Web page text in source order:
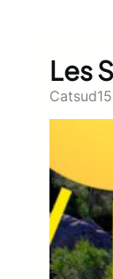
Les
Catsud